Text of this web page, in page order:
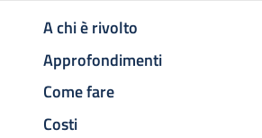
A chi è rivolto
Approfondimenti
Come fare
Costi